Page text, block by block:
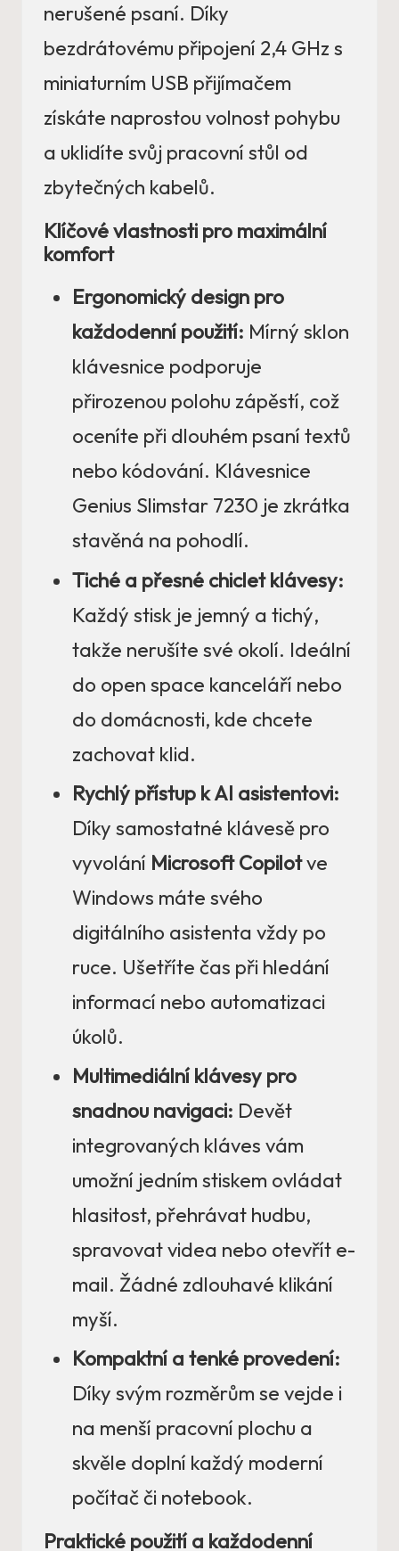
nerušené psaní. Díky
bezdrátovému připojení 2,4 GHz s
miniaturním USB přijímačem
získáte naprostou volnost pohybu
a uklidíte svůj pracovní stůl od
zbytečných kabelů.
Klíčové vlastnosti pro maximální
komfort
Ergonomický design pro
každodenní použití: Mírný sklon
klávesnice podporuje
přirozenou polohu zápěstí, což
oceníte při dlouhém psaní textů
nebo kódování. Klávesnice
Genius Slimstar 7230 je zkrátka
stavěná na pohodlí.
Tiché a přesné chiclet klávesy:
Každý stisk je jemný a tichý,
takže nerušíte své okolí. Ideální
do open space kanceláří nebo
do domácnosti, kde chcete
zachovat klid.
Rychlý přístup k AI asistentovi:
Díky samostatné klávesě pro
vyvolání Microsoft Copilotve
Windows máte svého
digitálního asistenta vždy po
ruce. Ušetříte čas při hledání
informací nebo automatizaci
úkolů.
Multimediální klávesy pro
snadnou navigaci: Devět
integrovaných kláves vám
umožní jedním stiskem ovládat
hlasitost, přehrávat hudbu,
spravovat videa nebo otevřít e-
mail. Žádné zdlouhavé klikání
myší.
Kompaktní a tenké provedení:
Díky svým rozměrům se vejde i
na menší pracovní plochu a
skvěle doplní každý moderní
počítač či notebook.
Praktické použití a každodenní